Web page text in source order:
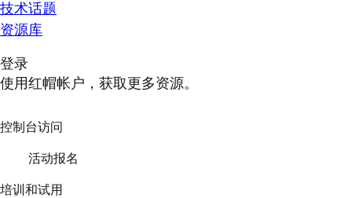
技术话题
资源库
登录
使用红帽帐户，获取更多资源。
控制台访问
活动报名
培训和试用